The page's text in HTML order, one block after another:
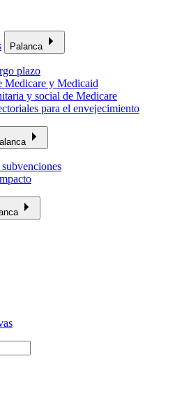
Palanca
plazo
Medicare y Medicaid
y social de Medicare
para el envejecimiento